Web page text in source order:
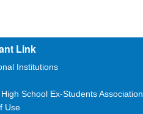
Link
Institutions
School Ex-Students Association
Use